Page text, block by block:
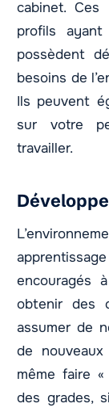
cabinet. Ces
profils
possèdent
besoins de
Ils peuvent
sur votre
travailler.
encouragés
obtenir des
assumer de
de
même faire
des grades,